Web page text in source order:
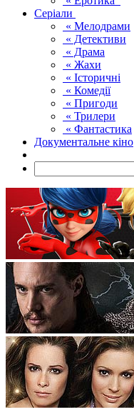
Серіали
« Мелодрами
« Детективи
« Драма
« Жахи
« Історичні
« Комедії
« Пригоди
« Трилери
« Фантастика
Документальне кіно